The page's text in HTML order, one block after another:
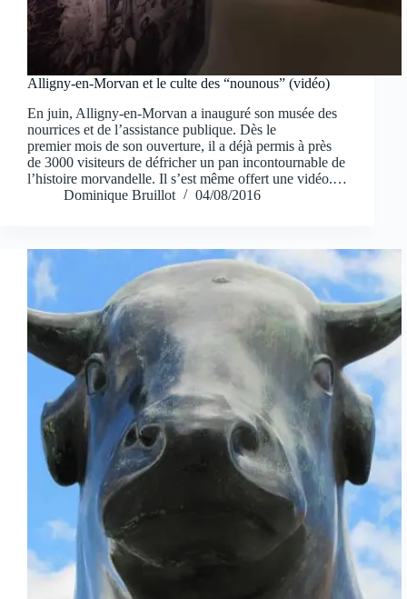
Alligny-en-Morvan et le culte des “nounous” (vidéo)
En juin, Alligny-en-Morvan a inauguré son musée des
nourrices et de l’assistance publique. Dès le
premier mois de son ouverture, il a déjà permis à près
de 3000 visiteurs de défricher un pan incontournable de
l’histoire morvandelle. Il s’est même offert une vidéo.…
Dominique Bruillot
04/08/2016